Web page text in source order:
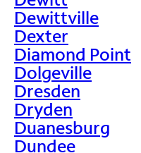
Dewittville
Dexter
Diamond Point
Dolgeville
Dresden
Dryden
Duanesburg
Dundee